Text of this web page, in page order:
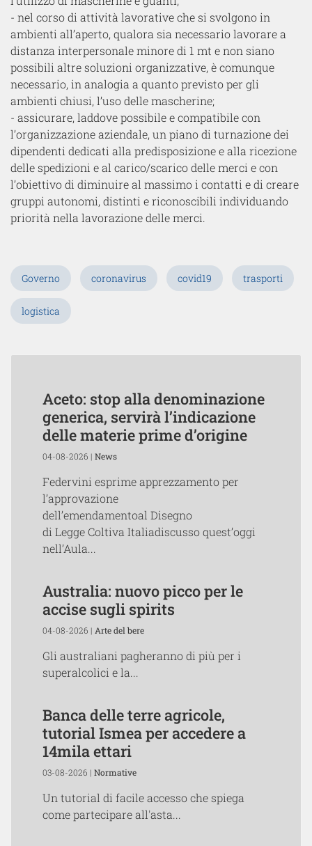
- nel corso di attività lavorative che si svolgono in
ambienti all’aperto, qualora sia necessario lavorare a
distanza interpersonale minore di 1 mt e non siano
possibili altre soluzioni organizzative, è comunque
necessario, in analogia a quanto previsto per gli
ambienti chiusi, l’uso delle mascherine;
- assicurare, laddove possibile e compatibile con
l’organizzazione aziendale, un piano di turnazione dei
dipendenti dedicati alla predisposizione e alla ricezione
delle spedizioni e al carico/scarico delle merci e con
l’obiettivo di diminuire al massimo i contatti e di creare
gruppi autonomi, distinti e riconoscibili individuando
priorità nella lavorazione delle merci.
Governo coronavirus covid19 trasporti
logistica
Aceto: stop alla denominazione
generica, servirà l’indicazione
delle materie prime d’origine
04-08-2026 | News
Federvini esprime apprezzamento per
l’approvazione
dell’emendamentoal Disegno
di Legge Coltiva Italiadiscusso quest’oggi
nell’Aula...
Australia: nuovo picco per le
accise sugli spirits
04-08-2026 | Arte del bere
Gli australiani pagheranno di più per i
superalcolici e la...
Banca delle terre agricole,
tutorial Ismea per accedere a
14mila ettari
03-08-2026 | Normative
Un tutorial di facile accesso che spiega
come partecipare all'asta...